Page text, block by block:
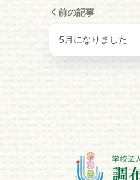
前の記事
5月になりました